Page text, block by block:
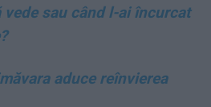
sau când l-ai încurcat
aduce reînvierea